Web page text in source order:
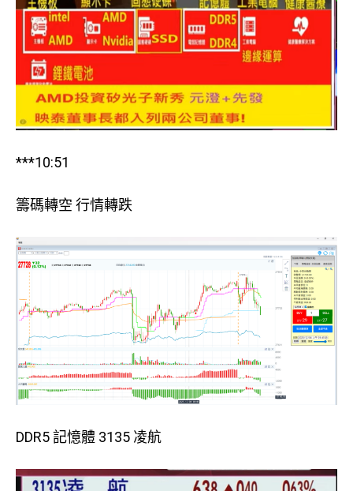
***10:51
籌碼轉空 行情轉跌
DDR5 記憶體 3135 凌航